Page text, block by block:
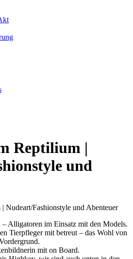
Reptilium |
und
– Alligatoren im Einsatz mit den Models.
Tierpfleger mit betreut – das Wohl von
mit on Board.